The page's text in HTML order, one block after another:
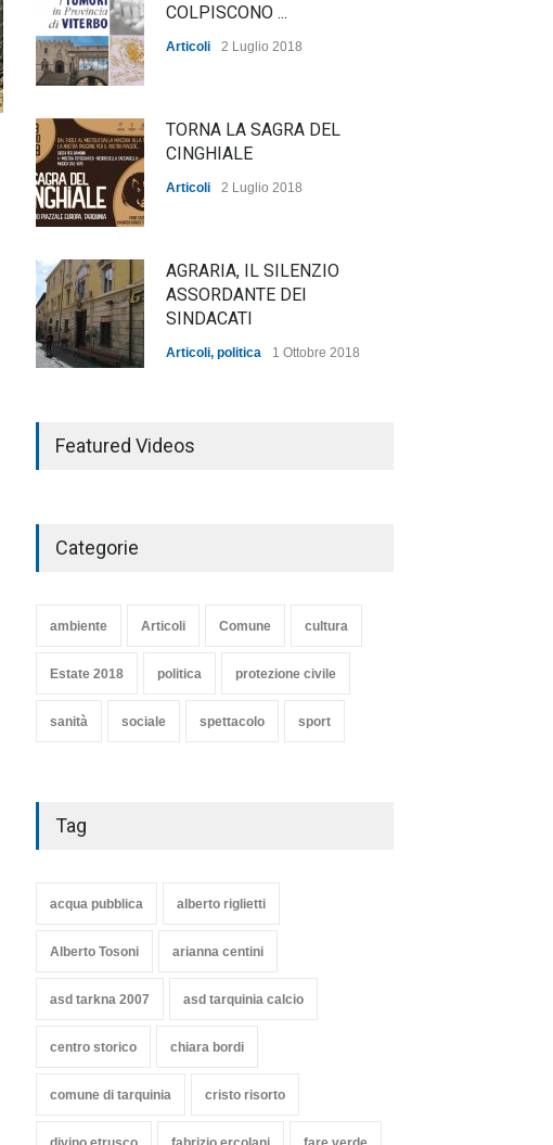
COLPISCONO ...
Articoli 2 Luglio 2018
TORNA LA SAGRA DEL
CINGHIALE
Articoli 2 Luglio 2018
AGRARIA, IL SILENZIO
ASSORDANTE DEI
SINDACATI
Articoli, politica 1 Ottobre 2018
Articoli cultura 8 Maggio 2020
Featured Videos
Categorie
ambiente Articoli Comune cultura
Estate 2018 politica protezione civile
sanità sociale spettacolo sport
Tag
acqua pubblica alberto riglietti
Alberto Tosoni arianna centini
asd tarkna 2007 asd tarquinia calcio
centro storico chiara bordi
comune di tarquinia cristo risorto